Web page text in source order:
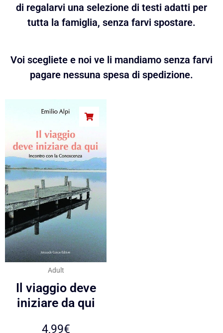
di regalarvi una selezione di testi adatti per
tutta la famiglia, senza farvi spostare.
Voi scegliete e noi ve li mandiamo senza farvi
pagare nessuna spesa di spedizione.
Adult
Il viaggio deve
iniziare da qui
4,99€